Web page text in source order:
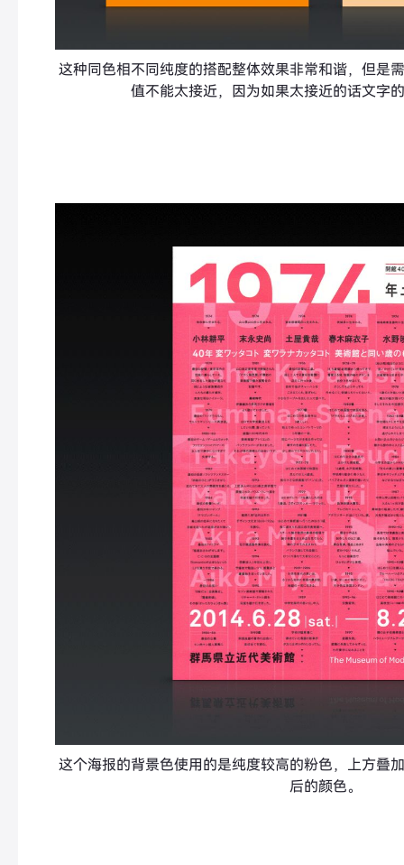
这种同色相不同纯度的搭配整体效果非常和谐，但是
值不能太接近，因为如果太接近的话文字
这个海报的背景色使用的是纯度较高的粉色，上方叠
后的颜色。